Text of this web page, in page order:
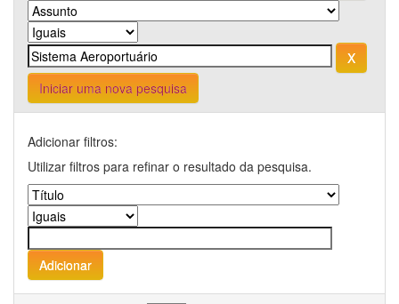
Iniciar uma nova pesquisa
Adicionar filtros:
Utilizar filtros para refinar o resultado da pesquisa.